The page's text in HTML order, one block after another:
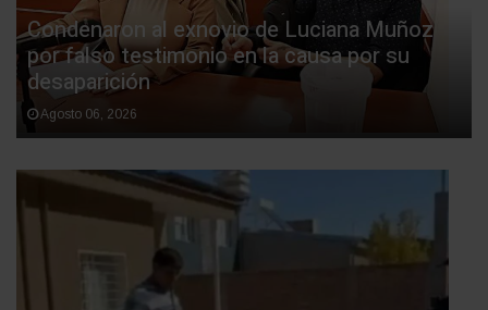
Condenaron al exnovio de Luciana Muñoz
por falso testimonio en la causa por su
desaparición
Agosto 06, 2026